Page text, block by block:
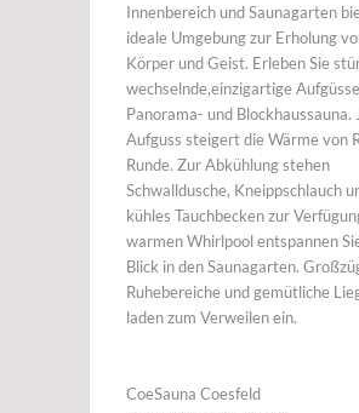
Innenbereich und Saunagarten
ideale Umgebung zur Erholung
Körper und Geist. Erleben Sie
wechselnde,einzigartige
Panorama- und Blockhaussauna.
Aufguss steigert die Wärme von
Runde. Zur Abkühlung stehen
Schwalldusche, Kneippschlauch
kühles Tauchbecken zur
warmen Whirlpool entspannen
Blick in den Saunagarten.
Ruhebereiche und gemütliche
laden zum Verweilen ein.
CoeSauna Coesfeld